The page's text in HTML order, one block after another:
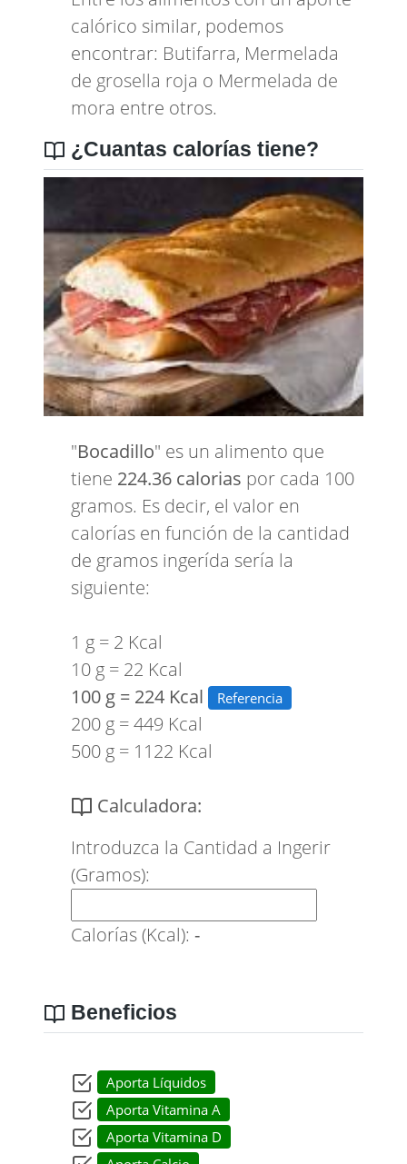
calórico similar, podemos
encontrar: Butifarra, Mermelada
de grosella roja o Mermelada de
mora entre otros.
¿Cuantas calorías tiene?
"Bocadillo" es un alimento que
tiene 224.36 calorias por cada 100
gramos. Es decir, el valor en
calorías en función de la cantidad
de gramos ingerída sería la
siguiente:
1 g = 2 Kcal
10 g = 22 Kcal
100 g = 224 Kcal
Referencia
200 g = 449 Kcal
500 g = 1122 Kcal
Calculadora:
Introduzca la Cantidad a Ingerir
(Gramos):
Calorías (Kcal): -
Beneficios
Aporta Líquidos
Aporta Vitamina A
Aporta Vitamina D